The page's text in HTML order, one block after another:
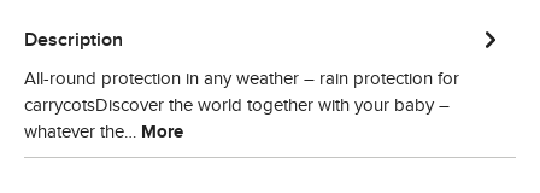
Description
All-round protection in any weather – rain protection for
carrycotsDiscover the world together with your baby –
whatever the… More